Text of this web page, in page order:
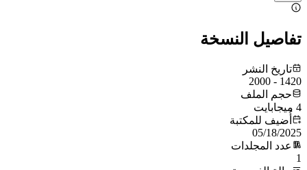
تفاصيل النسخة
تاريخ النشر
1420 - 2000
حجم الملف
4 ميجابايت
أُضيف للمكتبة
05/18/2025
عدد المجلدات
1